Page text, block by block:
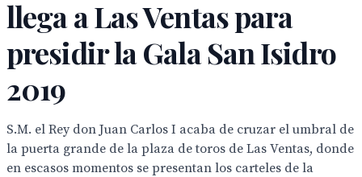
llega a Las Ventas para
presidir la Gala San Isidro
2019
S.M. el Rey don Juan Carlos I acaba de cruzar el umbral de
la puerta grande de la plaza de toros de Las Ventas, donde
en escasos momentos se presentan los carteles de la